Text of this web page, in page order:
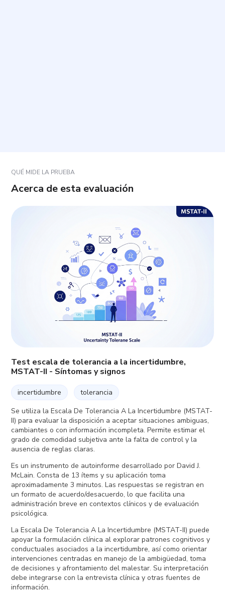
QUÉ MIDE LA PRUEBA
Acerca de esta evaluación
Test escala de tolerancia a la incertidumbre,
MSTAT-II - Síntomas y signos
incertidumbre
tolerancia
Se utiliza la Escala De Tolerancia A La Incertidumbre (MSTAT-
II) para evaluar la disposición a aceptar situaciones ambiguas,
cambiantes o con información incompleta. Permite estimar el
grado de comodidad subjetiva ante la falta de control y la
ausencia de reglas claras.
Es un instrumento de autoinforme desarrollado por David J.
McLain. Consta de 13 ítems y su aplicación toma
aproximadamente 3 minutos. Las respuestas se registran en
un formato de acuerdo/desacuerdo, lo que facilita una
administración breve en contextos clínicos y de evaluación
psicológica.
La Escala De Tolerancia A La Incertidumbre (MSTAT-II) puede
apoyar la formulación clínica al explorar patrones cognitivos y
conductuales asociados a la incertidumbre, así como orientar
intervenciones centradas en manejo de la ambigüedad, toma
de decisiones y afrontamiento del malestar. Su interpretación
debe integrarse con la entrevista clínica y otras fuentes de
información.